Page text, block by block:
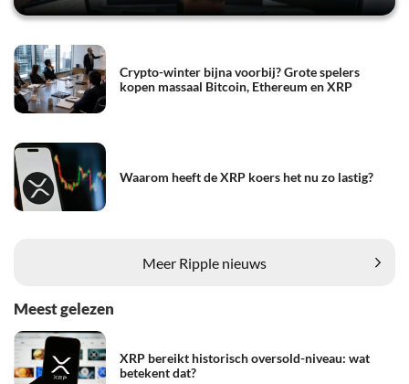
Crypto-winter bijna voorbij? Grote spelers
kopen massaal Bitcoin, Ethereum en XRP
Waarom heeft de XRP koers het nu zo lastig?
Meer Ripple nieuws
Meest gelezen
XRP bereikt historisch oversold-niveau: wat
betekent dat?